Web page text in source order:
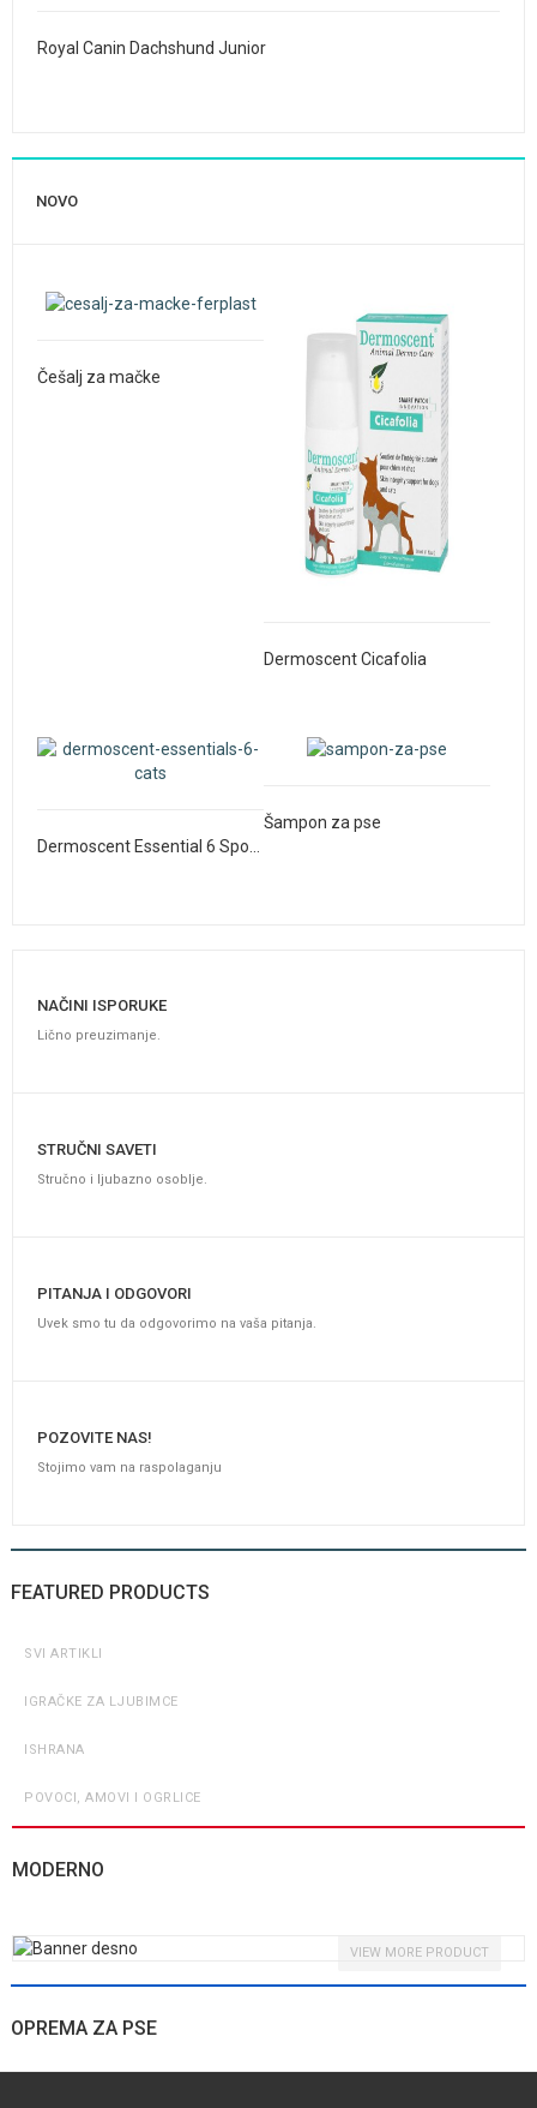
Royal Canin Dachshund Junior
Royal Canin Dachshund Junior
NOVO
Češalj za mačke
Dermoscent Cicafolia
Šampon za pse
NAČINI ISPORUKE
Lično preuzimanje.
STRUČNI SAVETI
Stručno i ljubazno osoblje.
PITANJA I ODGOVORI
Uvek smo tu da odgovorimo na vaša pitanja.
POZOVITE NAS!
Stojimo vam na raspolaganju
FEATURED PRODUCTS
SVI ARTIKLI
IGRAČKE ZA LJUBIMCE
ISHRANA
POVOCI, AMOVI I OGRLICE
MODERNO
VIEW MORE PRODUCT
OPREMA ZA PSE